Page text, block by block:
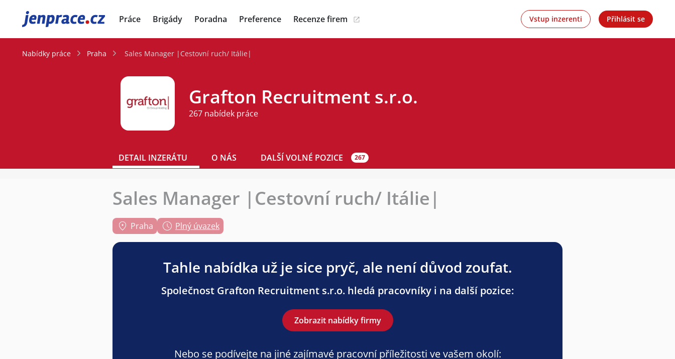
JenPráce.cz Práce Brigády Poradna Preference Recenze firem Vstup inzerenti Přihlásit se
Nabídky práce Praha Sales Manager |Cestovní ruch/ Itálie|
Grafton Recruitment s.r.o.
267 nabídek práce
DETAIL INZERÁTU O NÁS DALŠÍ VOLNÉ POZICE 267
Sales Manager |Cestovní ruch/ Itálie|
Praha Plný úvazek
Tahle nabídka už je sice pryč, ale není důvod zoufat.
Společnost Grafton Recruitment s.r.o. hledá pracovníky i na další pozice:
Zobrazit nabídky firmy
Nebo se podívejte na jiné zajímavé pracovní příležitosti ve vašem okolí: